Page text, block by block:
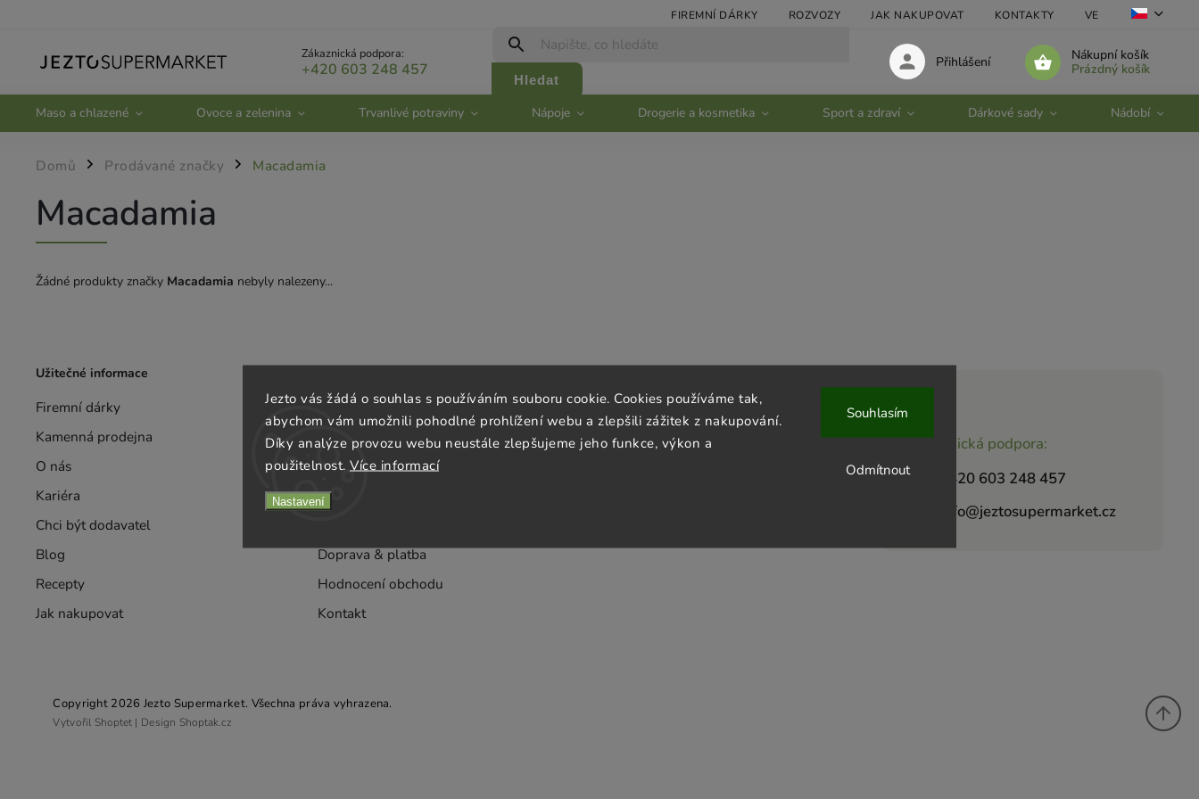
Jezto vás žádá o souhlas s používáním souboru cookie. Cookies používáme tak,
abychom vám umožnili pohodlné prohlížení webu a zlepšili zážitek z nakupování.
Díky analýze provozu webu neustále zlepšujeme jeho funkce, výkon a
použitelnost. Více informací
Nastavení
Odmítnout
Souhlasím
FIREMNÍ DÁRKY ROZVOZY JAK NAKUPOVAT KONTAKTY VELKOOBCHOD
Zákaznická podpora:
+420 603 248 457
Hledat
Nákupní košík
Prázdný košík
Přihlášení
Maso a chlazené Ovoce a zelenina Trvanlivé potraviny Nápoje Drogerie a kosmetika Sport a zdraví Dárkové sady Nádobí
Domů / Prodávané značky / Macadamia
Macadamia
Žádné produkty značky Macadamia nebyly nalezeny...
Zákaznická podpora:
+420 603 248 457
info@jeztosupermarket.cz
Užitečné informace
Firemní dárky
Kamenná prodejna
O nás
Kariéra
Chci být dodavatel
Blog
Recepty
Jak nakupovat
Velkoobchod
Rozvozy
Taste
Obchodní podmínky
Doprava & platba
Hodnocení obchodu
Kontakt
Jezto Supermarket tým
Copyright 2026 Jezto Supermarket. Všechna práva vyhrazena.
Vytvořil Shoptet | Design Shoptak.cz